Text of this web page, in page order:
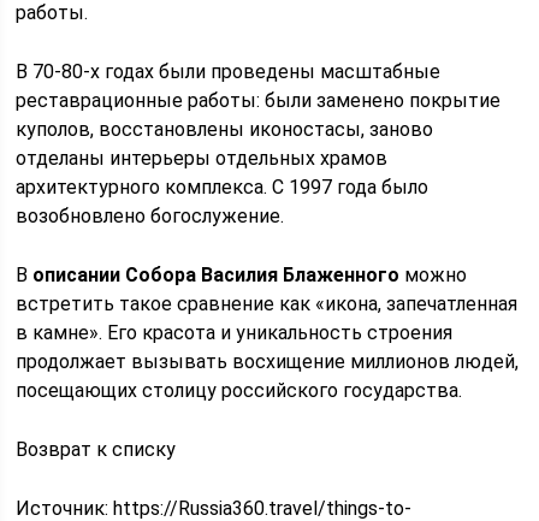
работы.
В 70-80-х годах были проведены масштабные
реставрационные работы: были заменено покрытие
куполов, восстановлены иконостасы, заново
отделаны интерьеры отдельных храмов
архитектурного комплекса. С 1997 года было
возобновлено богослужение.
В описании Собора Василия Блаженного можно
встретить такое сравнение как «икона, запечатленная
в камне». Его красота и уникальность строения
продолжает вызывать восхищение миллионов людей,
посещающих столицу российского государства.
Возврат к списку
Источник:https://Russia360.travel/things-to-